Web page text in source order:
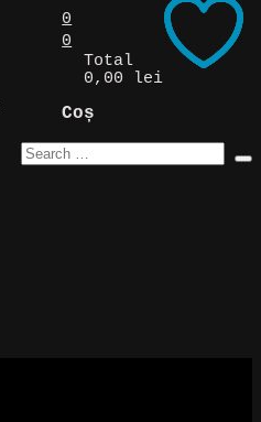
0
0
Total
0,00 lei
Coș